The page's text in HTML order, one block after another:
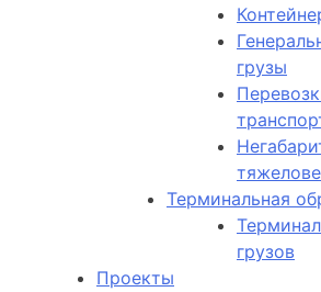
грузы
Терминальная
грузов
Проекты